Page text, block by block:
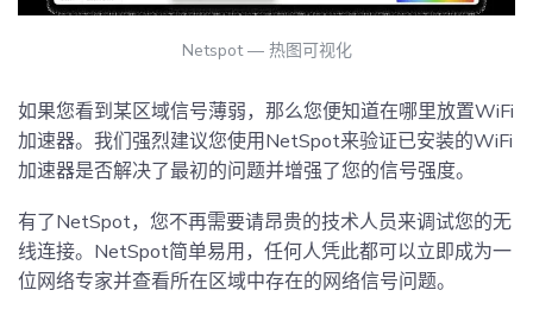
Netspot — 热图可视化
如果您看到某区域信号薄弱，那么您便知道在哪里放置WiFi
加速器。我们强烈建议您使用NetSpot来验证已安装的WiFi
加速器是否解决了最初的问题并增强了您的信号强度。
有了NetSpot，您不再需要请昂贵的技术人员来调试您的无
线连接。NetSpot简单易用，任何人凭此都可以立即成为一
位网络专家并查看所在区域中存在的网络信号问题。